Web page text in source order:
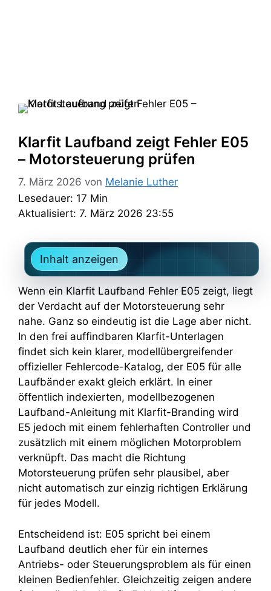
Klarfit Laufband zeigt Fehler E05
– Motorsteuerung prüfen
7. März 2026 von Melanie Luther
Lesedauer: 17 Min
Aktualisiert: 7. März 2026 23:55
Inhalt anzeigen
Wenn ein Klarfit Laufband Fehler E05 zeigt, liegt
der Verdacht auf der Motorsteuerung sehr
nahe. Ganz so eindeutig ist die Lage aber nicht.
In den frei auffindbaren Klarfit-Unterlagen
findet sich kein klarer, modellübergreifender
offizieller Fehlercode-Katalog, der E05 für alle
Laufbänder exakt gleich erklärt. In einer
öffentlich indexierten, modellbezogenen
Laufband-Anleitung mit Klarfit-Branding wird
E5 jedoch mit einem fehlerhaften Controller und
zusätzlich mit einem möglichen Motorproblem
verknüpft. Das macht die Richtung
Motorsteuerung prüfen sehr plausibel, aber
nicht automatisch zur einzig richtigen Erklärung
für jedes Modell.
Entscheidend ist: E05 spricht bei einem
Laufband deutlich eher für ein internes
Antriebs- oder Steuerungsproblem als für einen
kleinen Bedienfehler. Gleichzeitig zeigen andere